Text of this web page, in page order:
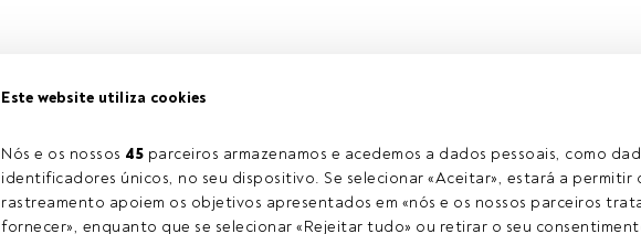
Este website utiliza cookies
Nós e os nossos 45 parceiros armazenamos e acedemos a dados pessoais, como
identificadores únicos, no seu dispositivo. Se selecionar «Aceitar», estará a permitir
rastreamento apoiem os objetivos apresentados em «nós e os nossos parceiros
fornecer», enquanto que se selecionar «Rejeitar tudo» ou retirar o seu
No próximo dia 13 de Novembro realizar-se-á em Lisboa o evento
Head of Convertible Bonds da Thomson Reuters.
Este é um artigo exclusivo para os utilizadores registados da